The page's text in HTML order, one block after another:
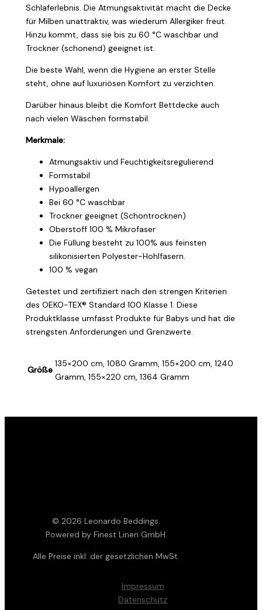
Schlaferlebnis. Die Atmungsaktivität macht die Decke
für Milben unattraktiv, was wiederum Allergiker freut.
Hinzu kommt, dass sie bis zu 60 °C waschbar und
Trockner (schonend) geeignet ist.
Die beste Wahl, wenn die Hygiene an erster Stelle
steht, ohne auf luxuriösen Komfort zu verzichten.
Darüber hinaus bleibt die Komfort Bettdecke auch
nach vielen Wäschen formstabil.
Merkmale:
Atmungsaktiv und Feuchtigkeitsregulierend
Formstabil
Hypoallergen
Bei 60 °C waschbar
Trockner geeignet (Schontrocknen)
Oberstoff 100 % Mikrofaser
Die Füllung besteht zu 100% aus feinsten
silikonisierten Polyester-Hohlfasern.
100 % vegan
Getestet und zertifiziert nach den strengen Kriterien
des OEKO-TEX® Standard 100 Klasse 1. Diese
Produktklasse umfasst Produkte für Babys und hat die
strengsten Anforderungen und Grenzwerte.
Größe
135×200 cm, 1080 Gramm, 155×200 cm, 1240
Gramm, 155×220 cm, 1364 Gramm
© 2026 Leonardo Beddings.
Powered by Finest Linen GmbH.
Alle Preise inkl. der gesetzlichen MwSt.
Impressum
Datenschutz